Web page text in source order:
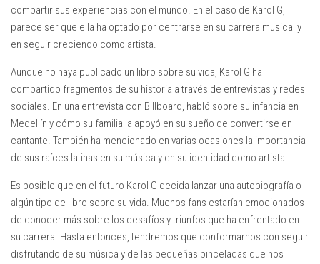
compartir sus experiencias con el mundo. En el caso de Karol G,
parece ser que ella ha optado por centrarse en su carrera musical y
en seguir creciendo como artista.
Aunque no haya publicado un libro sobre su vida, Karol G ha
compartido fragmentos de su historia a través de entrevistas y redes
sociales. En una entrevista con Billboard, habló sobre su infancia en
Medellín y cómo su familia la apoyó en su sueño de convertirse en
cantante. También ha mencionado en varias ocasiones la importancia
de sus raíces latinas en su música y en su identidad como artista.
Es posible que en el futuro Karol G decida lanzar una autobiografía o
algún tipo de libro sobre su vida. Muchos fans estarían emocionados
de conocer más sobre los desafíos y triunfos que ha enfrentado en
su carrera. Hasta entonces, tendremos que conformarnos con seguir
disfrutando de su música y de las pequeñas pinceladas que nos